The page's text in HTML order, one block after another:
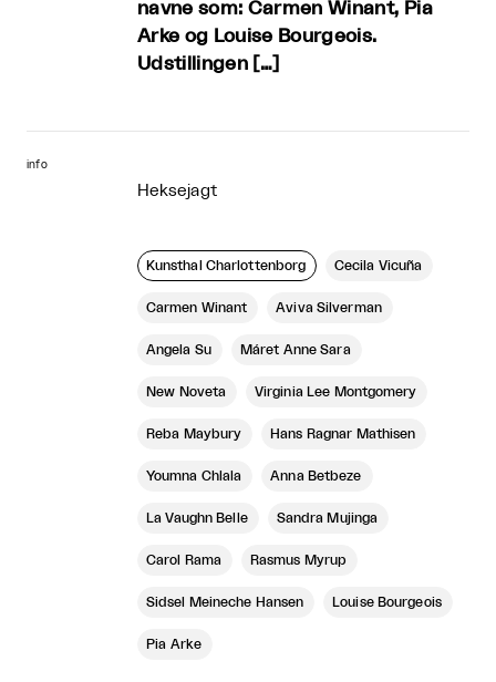
navne som: Carmen Winant, Pia
Arke og Louise Bourgeois.
Udstillingen […]
info
Heksejagt
Kunsthal Charlottenborg Cecila Vicuña
Carmen Winant Aviva Silverman
Angela Su Máret Ánne Sara
New Noveta Virginia Lee Montgomery
Reba Maybury Hans Ragnar Mathisen
Youmna Chlala Anna Betbeze
La Vaughn Belle Sandra Mujinga
Carol Rama Rasmus Myrup
Sidsel Meineche Hansen Louise Bourgeois
Pia Arke